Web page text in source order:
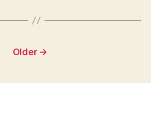
Older →